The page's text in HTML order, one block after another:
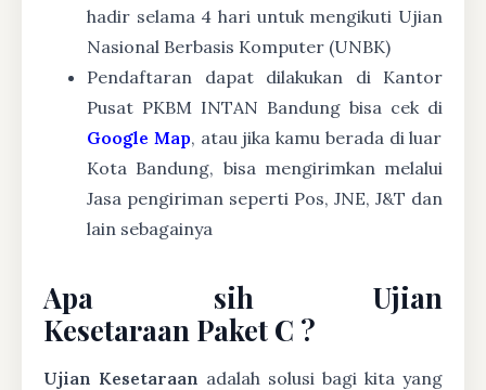
hadir selama 4 hari untuk mengikuti Ujian
Nasional Berbasis Komputer (UNBK)
Pendaftaran dapat dilakukan di Kantor
Pusat PKBM INTAN Bandung bisa cek di
Google Map, atau jika kamu berada di luar
Kota Bandung, bisa mengirimkan melalui
Jasa pengiriman seperti Pos, JNE, J&T dan
lain sebagainya
Apa sih Ujian
Kesetaraan Paket C ?
Ujian Kesetaraan adalah solusi bagi kita yang